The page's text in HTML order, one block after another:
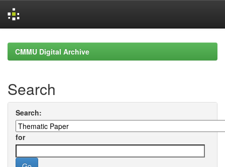
navigationCMMU Digital Archive
Search
Search:
for